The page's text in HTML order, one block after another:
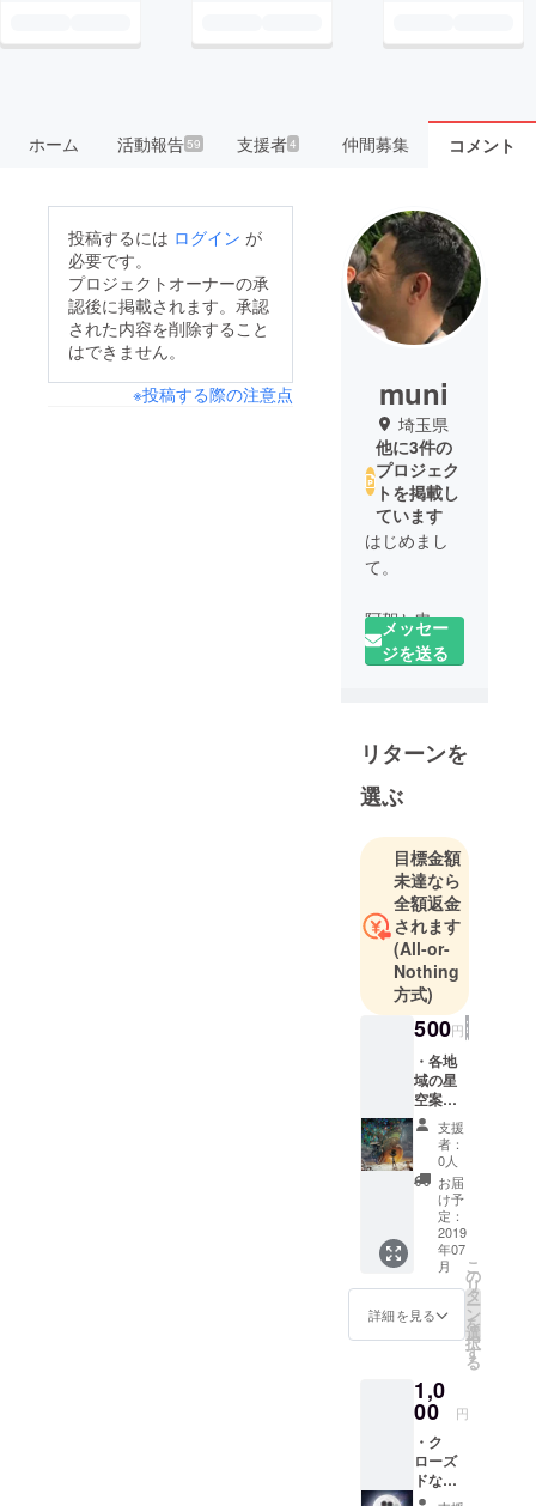
ホーム 活動報告59 支援者4 仲間募集 コメント
投稿するには ログイン が
必要です。
プロジェクトオーナーの承
認後に掲載されます。承認
された内容を削除すること
はできません。
※投稿する際の注意点
muni
埼玉県
他に3件の
プロジェク
トを掲載し
ています
はじめまし
て。
阿賀と申し
ます。
歳、男性。2
ておりま
■facebook
https://www.f
acebook.co
m/ni.mu.779
85
●20年前に鳥
取県米子市
から上京
し、現在埼
玉県在住
●15年間同一
の会社で営
業を経験。
は人財育成
●妻の第二子
出産を期に
育児休暇を
メッセー
ジを送る
リターンを
選ぶ
目標金額
未達なら
全額返金
されます
(All-or-
Nothing
方式)
500円
・各地
域の星
空案内
人にな
る事が
できる
権利。
各地域
のご自
身のオ
ススメ
を「し
るし」
として
サイト
に残し
事がで
きま
す。そ
れを元
にサイ
ト閲覧
された
支援
者：
0人
お届
け予
定：
2019
年07
月
詳細を見る
こ
の
リ
タ
ー
ン
を
選
択
す
る
1,0
00 円
・ク
ローズ
ドな
Facebo